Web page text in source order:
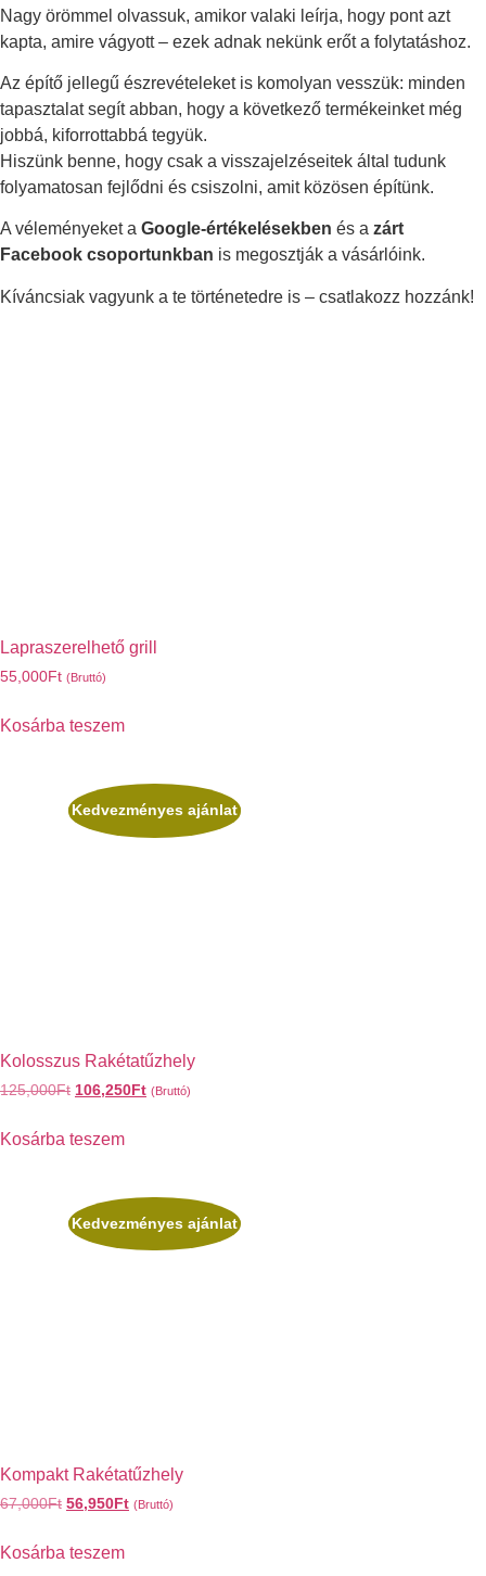
Nagy örömmel olvassuk, amikor valaki leírja, hogy pont azt
kapta, amire vágyott – ezek adnak nekünk erőt a folytatáshoz.
Az építő jellegű észrevételeket is komolyan vesszük: minden
tapasztalat segít abban, hogy a következő termékeinket még
jobbá, kiforrottabbá tegyük.
Hiszünk benne, hogy csak a visszajelzéseitek által tudunk
folyamatosan fejlődni és csiszolni, amit közösen építünk.
A véleményeket a Google-értékelésekben és a zárt
Facebook csoportunkban is megosztják a vásárlóink.
Kíváncsiak vagyunk a te történetedre is – csatlakozz hozzánk!
Lapraszerelhető grill
55,000Ft (Bruttó)
Kosárba teszem
Kedvezményes ajánlat
Kolosszus Rakétatűzhely
125,000Ft 106,250 Ft (Bruttó)
Kosárba teszem
Kedvezményes ajánlat
Kompakt Rakétatűzhely
67,000Ft 56,950Ft (Bruttó)
Kosárba teszem